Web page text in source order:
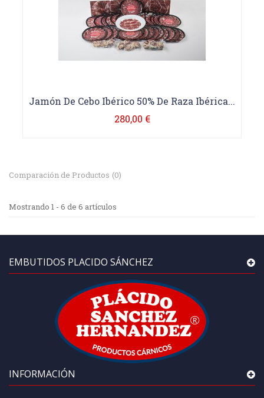
Jamón De Cebo Ibérico 50% De Raza Ibérica...
280,00 €
Comparación de Productos (0)
Mostrando 1 - 6 de 6 artículos
EMBUTIDOS PLACIDO SÁNCHEZ
INFORMACIÓN